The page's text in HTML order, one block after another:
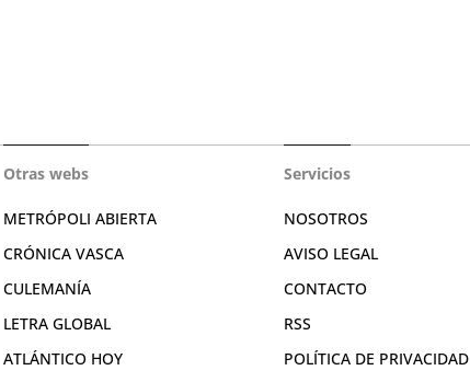
Otras webs
METRÓPOLI ABIERTA
CRÓNICA VASCA
CULEMANÍA
LETRA GLOBAL
ATLÁNTICO HOY
Servicios
NOSOTROS
AVISO LEGAL
CONTACTO
RSS
POLÍTICA DE PRIVACIDAD